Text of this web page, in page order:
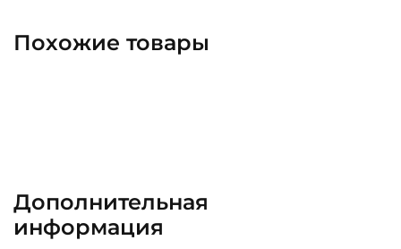
Похожие товары
Дополнительная
информация